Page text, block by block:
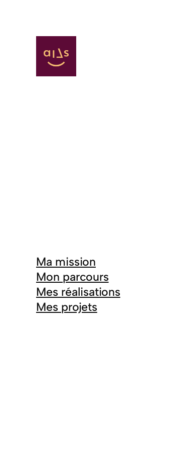
Ma mission
Mon parcours
Mes réalisations
Mes projets